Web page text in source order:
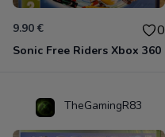
9.90 € 0
Sonic Free Riders Xbox 360
TheGamingR83